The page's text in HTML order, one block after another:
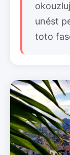
unést
toto